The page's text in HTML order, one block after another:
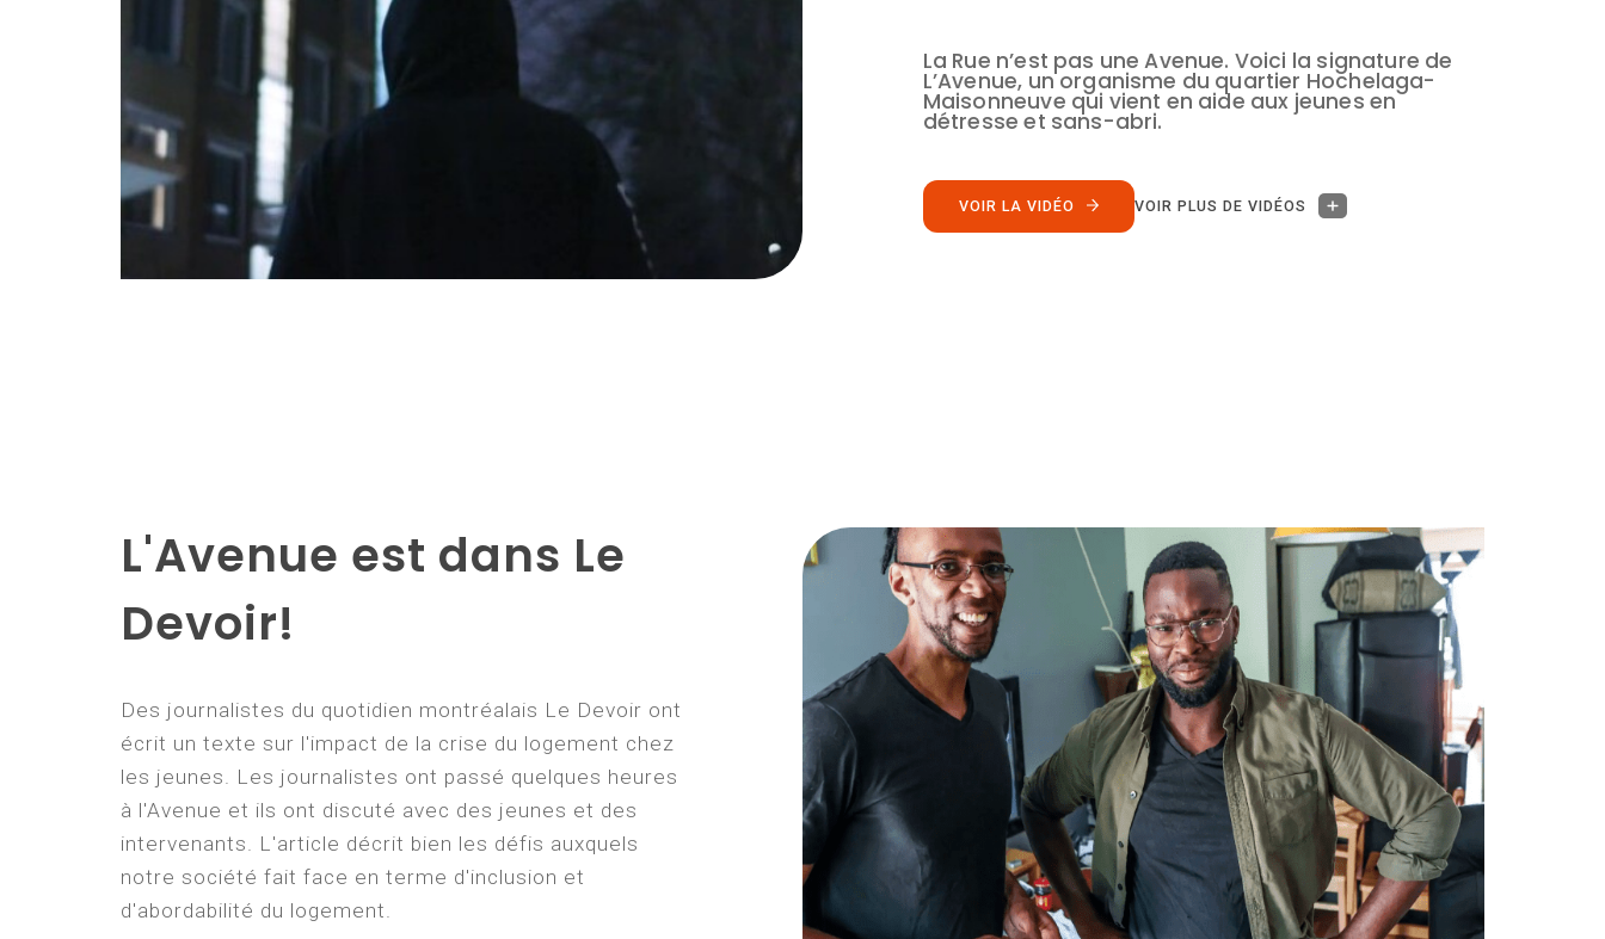
La Rue n’est pas une Avenue. Voici la signature de
L’Avenue, un organisme du quartier Hochelaga-
Maisonneuve qui vient en aide aux jeunes en
détresse et sans-abri.
VOIR LA VIDÉO VOIR PLUS DE VIDÉOS
L'Avenue est dans Le
Devoir!
Des journalistes du quotidien montréalais Le Devoir ont
écrit un texte sur l'impact de la crise du logement chez
les jeunes. Les journalistes ont passé quelques heures
à l'Avenue et ils ont discuté avec des jeunes et des
intervenants. L'article décrit bien les défis auxquels
notre société fait face en terme d'inclusion et
d'abordabilité du logement.